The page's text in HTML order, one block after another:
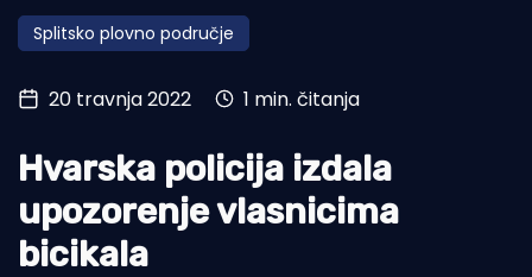
Pomorstvo
Ribolov
Tradicija i kultura
Splitsko plovno područje
20 travnja 2022 1 min. čitanja
Hvarska policija izdala
upozorenje vlasnicima
bicikala